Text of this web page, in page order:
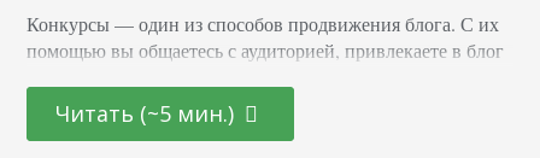
Конкурсы –– один из способов продвижения блога. С их
помощью вы общаетесь с аудиторией, привлекаете в блог
что вы обещаете участникам подарок за то, что они тем
или иным образом расскажут о вас другим пользователям.
Читать (~5 мин.)